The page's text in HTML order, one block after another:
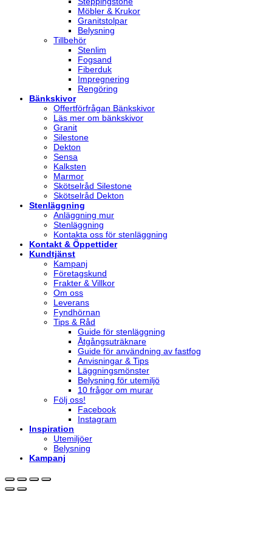
Möbler & Krukor
Granitstolpar
Belysning
Tillbehör
Stenlim
Fogsand
Fiberduk
Impregnering
Rengöring
Bänkskivor
Offertförfrågan Bänkskivor
Läs mer om bänkskivor
Granit
Silestone
Dekton
Sensa
Kalksten
Marmor
Skötselråd Silestone
Skötselråd Dekton
Stenläggning
Anläggning mur
Stenläggning
Kontakta oss för stenläggning
Kontakt & Öppettider
Kundtjänst
Kampanj
Företagskund
Frakter & Villkor
Om oss
Leverans
Fyndhörnan
Tips & Råd
Guide för stenläggning
Åtgångsuträknare
Guide för användning av fastfog
Anvisningar & Tips
Läggningsmönster
Belysning för utemiljö
10 frågor om murar
Följ oss!
Facebook
Instagram
Inspiration
Utemiljöer
Belysning
Kampanj